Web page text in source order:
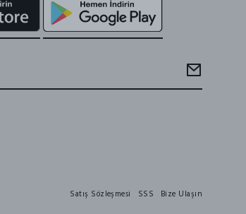
Satış Sözleşmesi SSS Bize Ulaşın